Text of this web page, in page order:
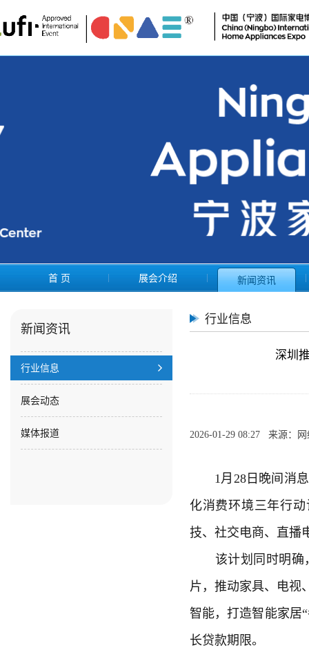
首 页 展会介绍 新闻资讯
新闻资讯
行业信息
展会动态
媒体报道
行业信息
深圳
2026-01-29 08:27 来源：
1月28日晚间消息
化消费环境三年行
技、社交电商、直播
该计划同时明确
片，推动家具、 电视
智能，打造智能家居
长贷款期限。